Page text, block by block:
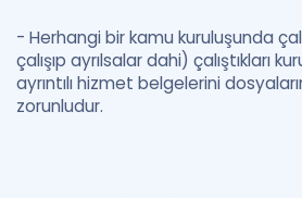
- Herhangi bir kamu kuruluşunda
çalışıp ayrılsalar dahi) çalıştıkları
ayrıntılı hizmet belgelerini
zorunludur.